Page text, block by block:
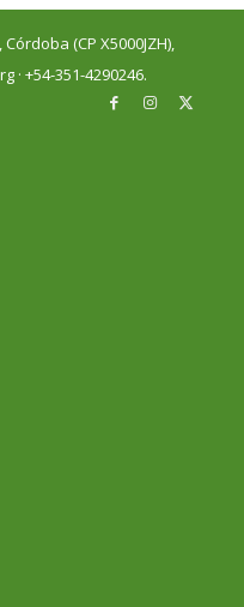
(CP X5000JZH),
+54-351-4290246.